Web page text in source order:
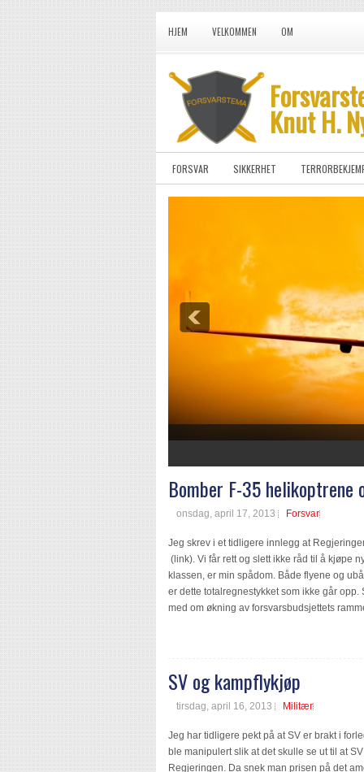
HJEM VELKOMMEN OM
Knut H.
FORSVAR SIKKERHET
Bomber F-35 helikoptrene
onsdag, april 17, 2013 Forsvar
Jeg skrev i et tidligere innlegg at
(link). Vi får rett og slett ikke råd til å kjøpe
klassen, er min spådom. Både flyene og
er dette totalregnestykket som ikke går
med om økning av forsvarsbudsjettets
SV og kampflykjøp
tirsdag, april 16, 2013 Militær
Jeg har tidligere pekt på at SV er brakt i
ble manipulert slik at det skulle se ut til at
Regjeringen. Da snek man prisen på det